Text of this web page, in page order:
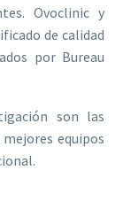
Ovoclinic y
de calidad
por Bureau
son las
equipos